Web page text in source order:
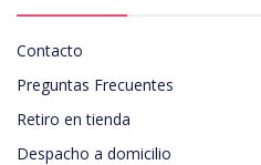
Contacto
Preguntas Frecuentes
Retiro en tienda
Despacho a domicilio